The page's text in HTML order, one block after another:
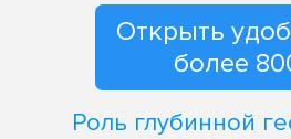
Открыть
более
Роль глубинной